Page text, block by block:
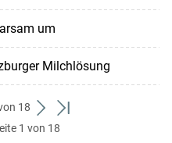
um
Milchlösung
18
weiter
zum
zum
1 von 18